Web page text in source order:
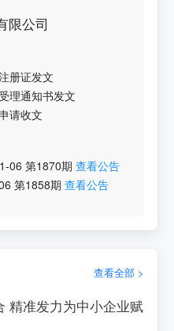
限公司
册证发文
理通知书发文
请收文
06 第1870期 查看公告
第1858期 查看公告
查看全部 >
精准发力为中小企业赋